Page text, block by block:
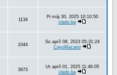
1134
Pi máj 30, 2025 10:10:50
vlado.ba
1044
So apríl 08, 2023 05:31:24
CayoMacario
3873
Ut apríl 01, 2025 11:46:05
vlado.ba